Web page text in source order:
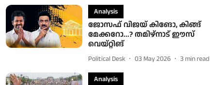
Analysis
ജോസഫ് വിജയ് കിങോ, കിങ്ങ്
മേക്കറോ...? തമിഴ്‌നാട് ഈസ്
വെയ്റ്റിങ്
Political Desk 03 May 2026 3 min read
Analysis